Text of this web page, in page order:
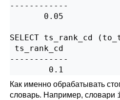
------------
       0.05
SELECT ts_rank_cd
ts_rank_cd
------------
Как именно обрабатывать
словарь. Например, словари